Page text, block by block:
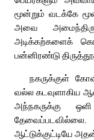
மூன்றும் வடக்கே
அவை
அடிக்கற்களைக்
பன்னிரண்டு
நகருக்குள்
வல்ல கடவுளாகிய
அந்நகருக்கு
ஆட்டுக்குட்டியே